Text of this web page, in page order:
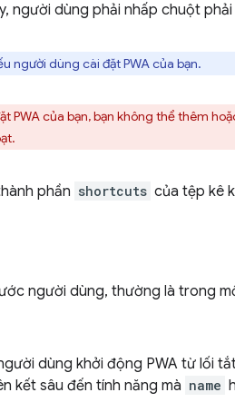
người dùng phải nhấp chuột
người dùng cài đặt PWA của bạn.
PWA của bạn, bạn không thể thêm
phần shortcuts của tệp kê
người dùng, thường là trong
dùng khởi động PWA từ lối
kết sâu đến tính năng mà name